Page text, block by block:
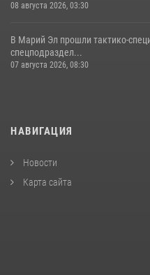
08 августа 2026, 03:30
В Марий Эл прошли тактико-
спецподраздел...
07 августа 2026, 08:30
НАВИГАЦИЯ
Новости
Карта сайта